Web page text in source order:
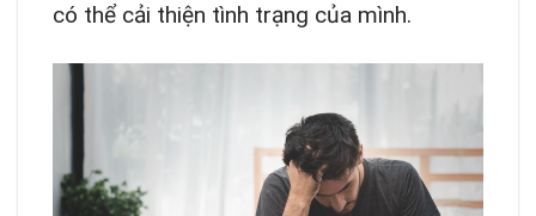
có thể cải thiện tình trạng của mình.